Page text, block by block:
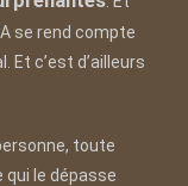
se rend compte
Et c’est d’ailleurs
toute
qui le dépasse